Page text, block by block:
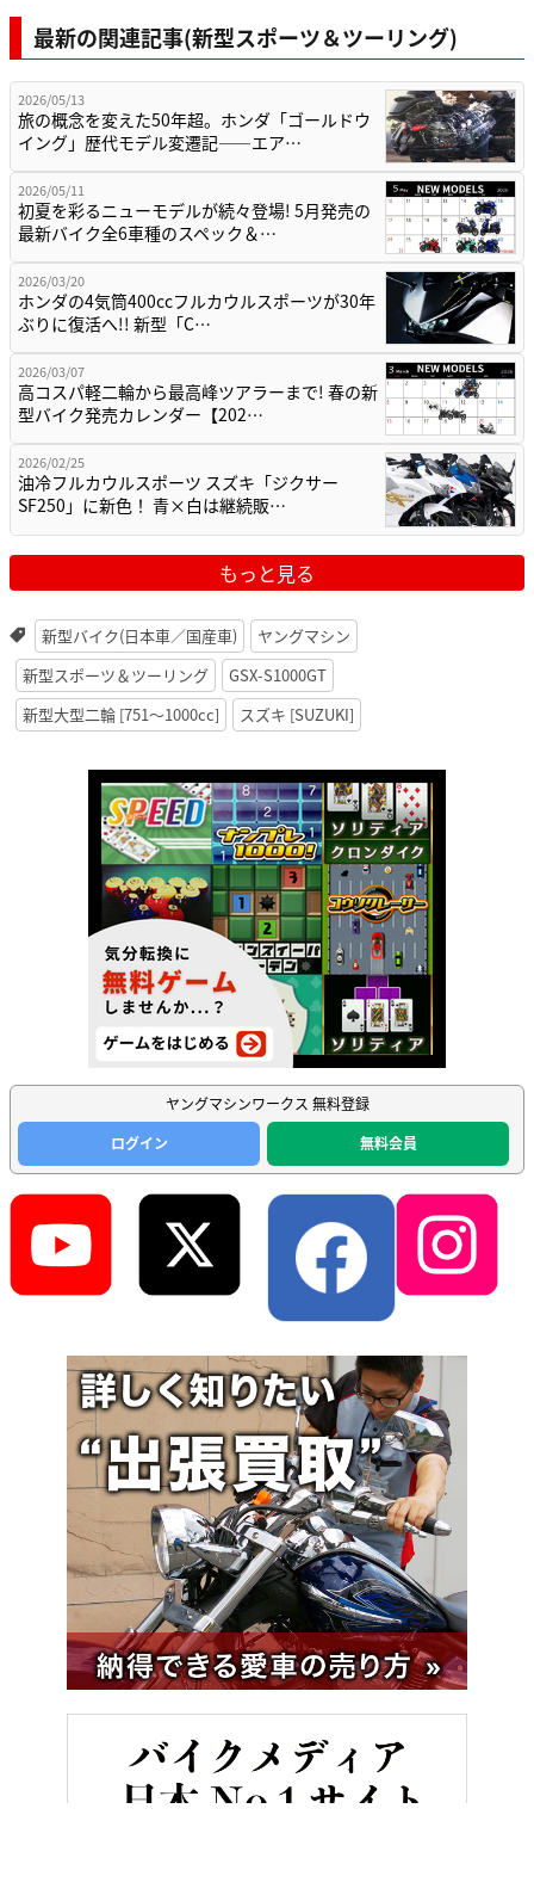
最新の関連記事(新型スポーツ＆ツーリング)
2026/05/13
旅の概念を変えた50年超。ホンダ「ゴールドウ
イング」歴代モデル変遷記——エア…
2026/05/11
初夏を彩るニューモデルが続々登場! 5月発売の
最新バイク全6車種のスペック＆…
2026/03/20
ホンダの4気筒400ccフルカウルスポーツが30年
ぶりに復活へ!! 新型「C…
2026/03/07
高コスパ軽二輪から最高峰ツアラーまで! 春の新
型バイク発売カレンダー【202…
2026/02/25
油冷フルカウルスポーツ スズキ「ジクサー
SF250」に新色！ 青×白は継続販…
もっと見る
新型バイク(日本車／国産車)
ヤングマシン
新型スポーツ＆ツーリング
GSX-S1000GT
新型大型二輪 [751〜1000cc]
スズキ [SUZUKI]
ヤングマシンワークス 無料登録
ログイン
無料会員